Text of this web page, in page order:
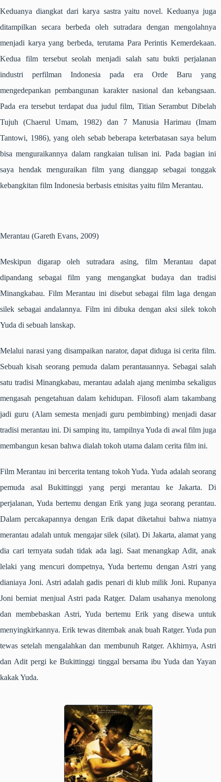
Keduanya diangkat dari karya sastra yaitu novel. Keduanya juga
ditampilkan secara berbeda oleh sutradara dengan mengolahnya
menjadi karya yang berbeda, terutama Para Perintis Kemerdekaan.
Kedua film tersebut seolah menjadi salah satu bukti perjalanan
industri perfilman Indonesia pada era Orde Baru yang
mengedepankan pembangunan karakter nasional dan kebangsaan.
Pada era tersebut terdapat dua judul film, Titian Serambut Dibelah
Tujuh (Chaerul Umam, 1982) dan 7 Manusia Harimau (Imam
Tantowi, 1986), yang oleh sebab beberapa keterbatasan saya belum
bisa menguraikannya dalam rangkaian tulisan ini. Pada bagian ini
saya hendak menguraikan film yang dianggap sebagai tonggak
kebangkitan film Indonesia berbasis etnisitas yaitu film Merantau.
Merantau (Gareth Evans, 2009)
Meskipun digarap oleh sutradara asing, filmMerantau dapat
dipandang sebagai film yang mengangkat budaya dan tradisi
Minangkabau. FilmMerantau ini disebut sebagai film laga dengan
silek sebagai andalannya. Film ini dibuka dengan aksisilek tokoh
Yuda di sebuah lanskap.
Melalui narasi yang disampaikan narator, dapat diduga isi cerita film.
Sebuah kisah seorang pemuda dalam perantauannya. Sebagai salah
satu tradisi Minangkabau, merantau adalah ajang menimba sekaligus
mengasah pengetahuan dalam kehidupan. Filosofialam takambang
jadi guru (Alam semesta menjadi guru pembimbing) menjadi dasar
tradisi merantau ini. Di samping itu, tampilnya Yuda di awal film juga
membangun kesan bahwa dialah tokoh utama dalam cerita film ini.
FilmMerantau ini bercerita tentang tokoh Yuda. Yuda adalah seorang
pemuda asal Bukittinggi yang pergi merantau ke Jakarta. Di
perjalanan, Yuda bertemu dengan Erik yang juga seorang perantau.
Dalam percakapannya dengan Erik dapat diketahui bahwa niatnya
merantau adalah untuk mengajarsilek (silat). Di Jakarta, alamat yang
dia cari ternyata sudah tidak ada lagi. Saat menangkap Adit, anak
lelaki yang mencuri dompetnya, Yuda bertemu dengan Astri yang
dianiaya Joni. Astri adalah gadis penari di klub milik Joni. Rupanya
Joni berniat menjual Astri pada Ratger. Dalam usahanya menolong
dan membebaskan Astri, Yuda bertemu Erik yang disewa untuk
menyingkirkannya. Erik tewas ditembak anak buah Ratger. Yuda pun
tewas setelah mengalahkan dan membunuh Ratger. Akhirnya, Astri
dan Adit pergi ke Bukittinggi tinggal bersama ibu Yuda dan Yayan
kakak Yuda.